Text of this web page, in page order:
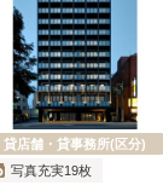
貸店舗・貸事務所(区分)
写真充実19枚